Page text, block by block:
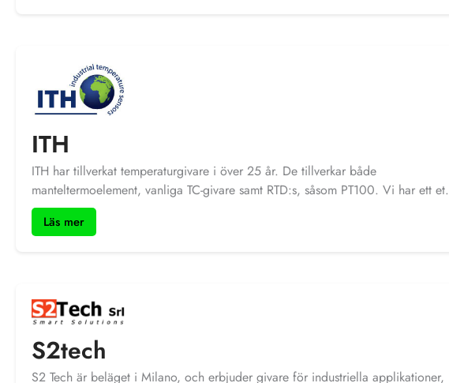
ITH
ITH har tillverkat temperaturgivare i över 25 år. De tillverkar både
manteltermoelement, vanliga TC-givare samt RTD:s, såsom PT100. Vi har ett ett
långvarigt samarbete och de kan tillverka allt från enkla givare med
trådanslutning eller kontakter, till kompletta givare med dykrör och mäthuvuden
Läs mer
S2tech
S2 Tech är beläget i Milano, och erbjuder givare för industriella applikationer,